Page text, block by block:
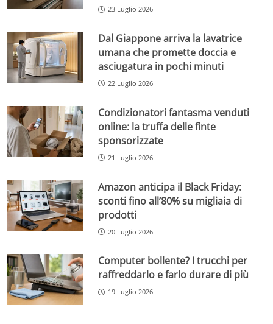
23 Luglio 2026
Dal Giappone arriva la lavatrice
umana che promette doccia e
asciugatura in pochi minuti
22 Luglio 2026
Condizionatori fantasma venduti
online: la truffa delle finte
sponsorizzate
21 Luglio 2026
Amazon anticipa il Black Friday:
sconti fino all’80% su migliaia di
prodotti
20 Luglio 2026
Computer bollente? I trucchi per
raffreddarlo e farlo durare di più
19 Luglio 2026